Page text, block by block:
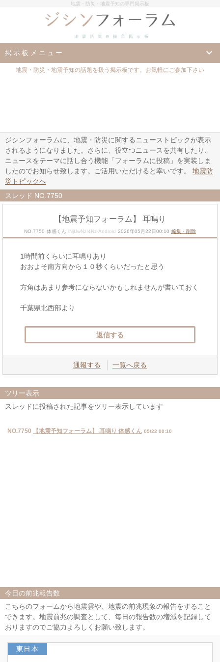
地震・防災・地震予知の専門掲示板
掲示板メニュー
地震・防災・地震予知の話題を扱う掲示板です。お気軽にご参加下さい
ジシンフォーラムに、地震・防災に関するニューストピックが表示
されるようになりました。さらに、役立つニュースを共有したり、
ニュースをテーマに話し合う機能「フォーラムに投稿」を実装しま
したのでお知らせ致します。ご活用いただけると幸いです。 地震防
災トピックへ
スレッド NO.7750
【地震予知フォーラム】 耳鳴り
NO.7750 体感くん lNjUwNzI4Nz-Android 2026年05月22日00:10 編集・削除
1時間前くらいに耳鳴りあり
おおよそ南方向から１０秒くらいだったと思う
方角はあまり参考にならないかもしれませんが書いておく
千葉県北西部より
返信する
通報する 一覧へ戻る
ツリー表示
スレッドに投稿された記事をツリー表示しています
NO.7750 【地震予知フォーラム】 耳鳴り 体感くん 05/22 00:10
今日の前兆報告数
こちらのフォームから地震雲や、地震の前兆現象の報告をすること
できます。地震前兆の調査として、毎日の報告数の増減を記録して
おりますのでご協力よろしくお願い致します。
東日本